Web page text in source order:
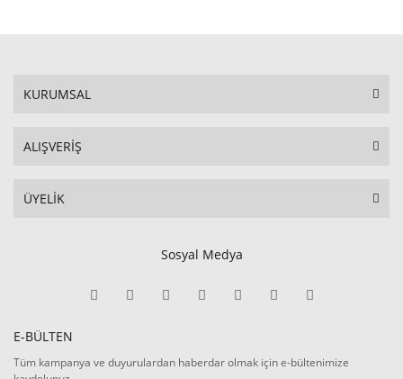
KURUMSAL
ALIŞVERİŞ
ÜYELİK
Sosyal Medya
E-BÜLTEN
Tüm kampanya ve duyurulardan haberdar olmak için e-bültenimize